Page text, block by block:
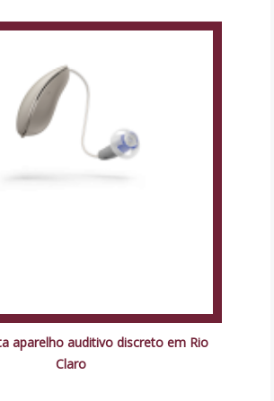
aparelho auditivo discreto em Rio
Claro